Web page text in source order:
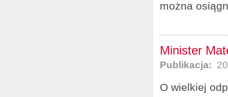
można
Minister
Publikacja:
O wielkiej